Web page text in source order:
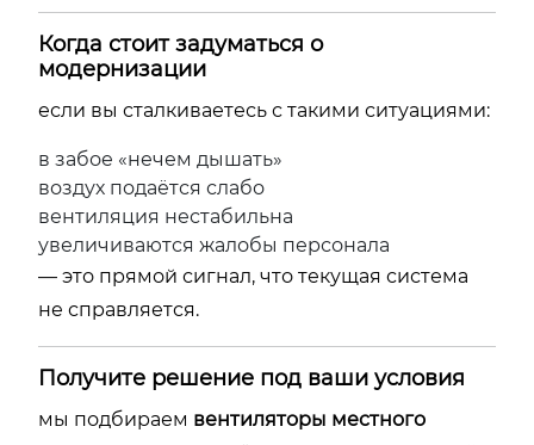
Когда стоит задуматься о
модернизации
если вы сталкиваетесь с такими ситуациями:
в забое «нечем дышать»
воздух подаётся слабо
вентиляция нестабильна
увеличиваются жалобы персонала
— это прямой сигнал, что текущая система
не справляется.
Получите решение под ваши условия
мы подбираем вентиляторы местного